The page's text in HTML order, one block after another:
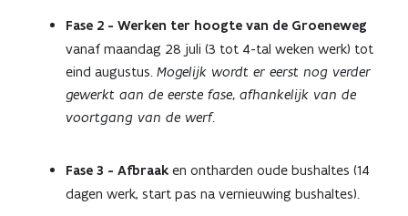
Fase 2 - Werken ter hoogte van de Groeneweg
vanaf maandag 28 juli (3 tot 4-tal weken werk) tot
eind augustus. Mogelijk wordt er eerst nog verder
gewerkt aan de eerste fase, afhankelijk van de
voortgang van de werf.
Fase 3 - Afbraak en ontharden oude bushaltes (14
dagen werk, start pas na vernieuwing bushaltes).